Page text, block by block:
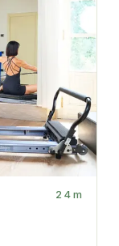
24m